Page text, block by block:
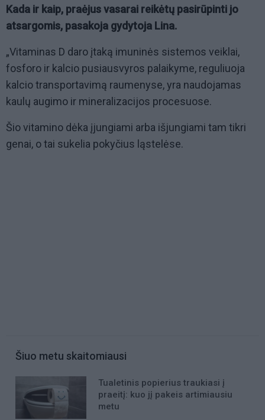
Kada ir kaip, praėjus vasarai reikėtų pasirūpinti jo
atsargomis, pasakoja gydytoja Lina.
„Vitaminas D daro įtaką imuninės sistemos veiklai,
fosforo ir kalcio pusiausvyros palaikyme, reguliuoja
kalcio transportavimą raumenyse, yra naudojamas
kaulų augimo ir mineralizacijos procesuose.
Šio vitamino dėka įjungiami arba išjungiami tam tikri
genai, o tai sukelia pokyčius ląstelėse.
Šiuo metu skaitomiausi
Tualetinis popierius traukiasi į
praeitį: kuo jį pakeis artimiausiu
metu